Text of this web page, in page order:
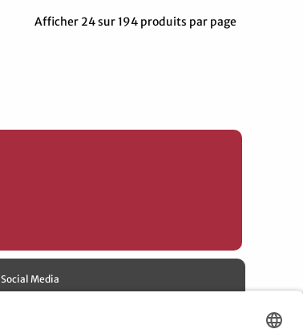
Afficher 24 sur 194 produits par page
Social Media